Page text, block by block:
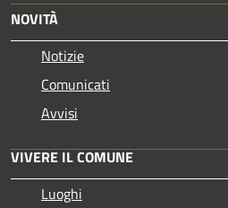
NOVITÀ
Notizie
Comunicati
Avvisi
VIVERE IL COMUNE
Luoghi